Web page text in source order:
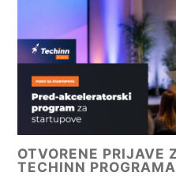
OTVORENE PRIJAVE
TECHINN PROGRAMA